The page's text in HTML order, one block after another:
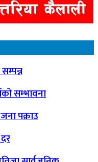
सम्भावना
पक्राउ